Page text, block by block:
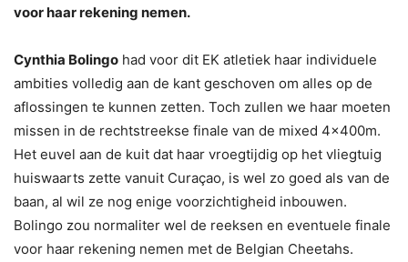
voor haar rekening nemen.
Cynthia Bolingo had voor dit EK atletiek haar individuele
ambities volledig aan de kant geschoven om alles op de
aflossingen te kunnen zetten. Toch zullen we haar moeten
missen in de rechtstreekse finale van de mixed 4x400m.
Het euvel aan de kuit dat haar vroegtijdig op het vliegtuig
huiswaarts zette vanuit Curaçao, is wel zo goed als van de
baan, al wil ze nog enige voorzichtigheid inbouwen.
Bolingo zou normaliter wel de reeksen en eventuele finale
voor haar rekening nemen met de Belgian Cheetahs.